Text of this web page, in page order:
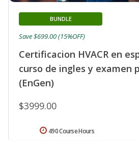
Certificacion HVACR en
curso de ingles y examen
(EnGen)
BUNDLE
$3999.00
Save $699.00 (15%OFF)
490 Course Hours